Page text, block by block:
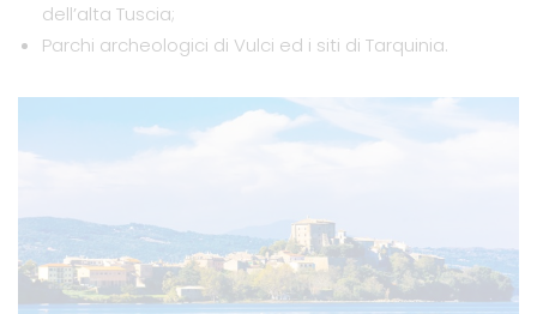
dell’alta Tuscia;
Parchi archeologici di Vulci ed i siti di Tarquinia.